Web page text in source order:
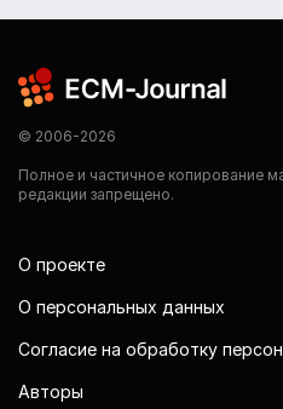
© 2006-2026
Полное и частичное копирование
редакции запрещено.
О проекте
О персональных данных
Согласие на обработку
Авторы